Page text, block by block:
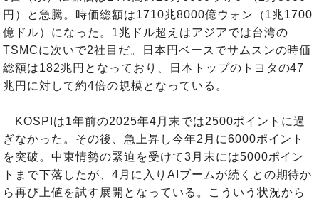
円）と急騰。時価総額は1710兆8000億ウォン（1兆1700
億ドル）になった。1兆ドル超えはアジアでは台湾の
TSMCに次いで2社目だ。日本円ベースでサムスンの時価
総額は182兆円となっており、日本トップのトヨタの47
兆円に対して約4倍の規模となっている。
KOSPIは1年前の2025年4月末では2500ポイントに過
ぎなかった。その後、急上昇し今年2月に6000ポイント
を突破。中東情勢の緊迫を受けて3月末には5000ポイン
トまで下落したが、4月に入りAIブームが続くとの期待か
ら再び上値を試す展開となっている。こういう状況から